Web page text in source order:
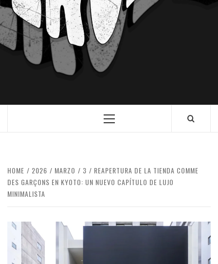
HOME 2026 MARZO 3
REAPERTURA DE LA TIENDA COMME
DES GARÇONS EN KYOTO: UN NUEVO CAPÍTULO DE LUJO
MINIMALISTA